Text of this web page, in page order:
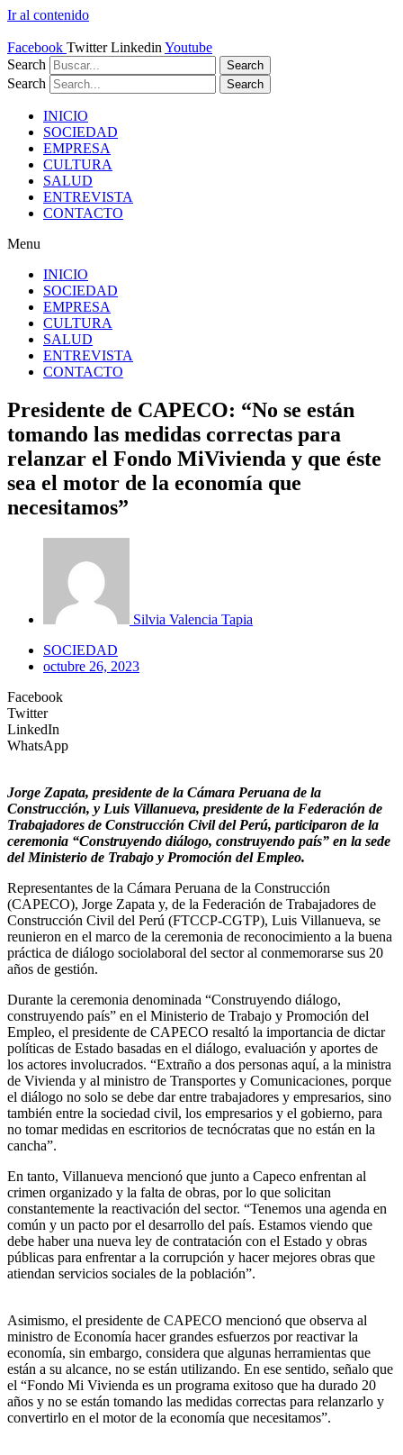
Ir al contenido
Facebook Twitter Linkedin Youtube
Search
Search
Search Search
INICIO
SOCIEDAD
EMPRESA
CULTURA
SALUD
ENTREVISTA
CONTACTO
Menu
INICIO
SOCIEDAD
EMPRESA
CULTURA
SALUD
ENTREVISTA
CONTACTO
Presidente de CAPECO: “No se están
tomando las medidas correctas para
relanzar el Fondo MiVivienda y que éste
sea el motor de la economía que
necesitamos”
Silvia Valencia Tapia
SOCIEDAD
octubre 26, 2023
Facebook
Twitter
LinkedIn
WhatsApp
Jorge Zapata, presidente de la Cámara Peruana de la
Construcción, y Luis Villanueva, presidente de la Federación de
Trabajadores de Construcción Civil del Perú, participaron de la
ceremonia “Construyendo diálogo, construyendo país” en la sede
del Ministerio de Trabajo y Promoción del Empleo.
Representantes de la Cámara Peruana de la Construcción
(CAPECO), Jorge Zapata y, de la Federación de Trabajadores de
Construcción Civil del Perú (FTCCP-CGTP), Luis Villanueva, se
reunieron en el marco de la ceremonia de reconocimiento a la buena
práctica de diálogo sociolaboral del sector al conmemorarse sus 20
años de gestión.
Durante la ceremonia denominada “Construyendo diálogo,
construyendo país” en el Ministerio de Trabajo y Promoción del
Empleo, el presidente de CAPECO resaltó la importancia de dictar
políticas de Estado basadas en el diálogo, evaluación y aportes de
los actores involucrados. “Extraño a dos personas aquí, a la ministra
de Vivienda y al ministro de Transportes y Comunicaciones, porque
el diálogo no solo se debe dar entre trabajadores y empresarios, sino
también entre la sociedad civil, los empresarios y el gobierno, para
no tomar medidas en escritorios de tecnócratas que no están en la
cancha”.
En tanto, Villanueva mencionó que junto a Capeco enfrentan al
crimen organizado y la falta de obras, por lo que solicitan
constantemente la reactivación del sector. “Tenemos una agenda en
común y un pacto por el desarrollo del país. Estamos viendo que
debe haber una nueva ley de contratación con el Estado y obras
públicas para enfrentar a la corrupción y hacer mejores obras que
atiendan servicios sociales de la población”.
Asimismo, el presidente de CAPECO mencionó que observa al
ministro de Economía hacer grandes esfuerzos por reactivar la
economía, sin embargo, considera que algunas herramientas que
están a su alcance, no se están utilizando. En ese sentido, señalo que
el “Fondo Mi Vivienda es un programa exitoso que ha durado 20
años y no se están tomando las medidas correctas para relanzarlo y
convertirlo en el motor de la economía que necesitamos”.